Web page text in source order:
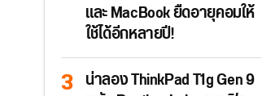
และ MacBook ยืดอายุคอมให้
ใช้ได้อีกหลายปี!
น่าลอง ThinkPad T1g Gen 9